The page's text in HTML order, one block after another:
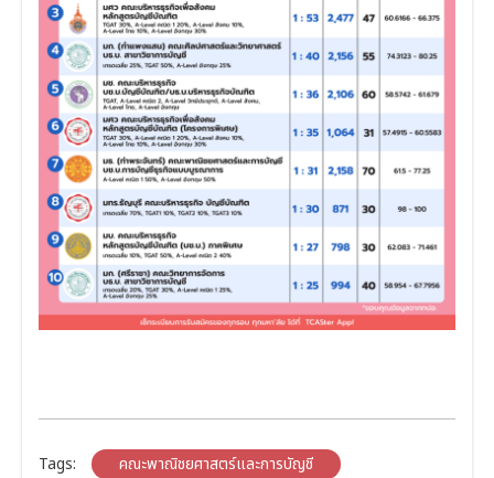
Tags: คณะพาณิชยศาสตร์และการบัญชี